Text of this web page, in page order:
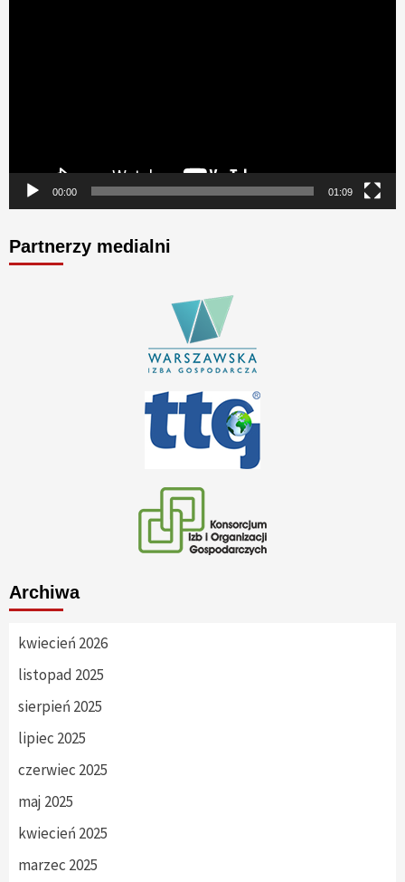
00:00 01:09
Partnerzy medialni
Archiwa
kwiecień 2026
listopad 2025
sierpień 2025
lipiec 2025
czerwiec 2025
maj 2025
kwiecień 2025
marzec 2025